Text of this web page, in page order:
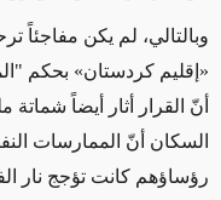
وبالتالي، لم يكن مفاجئاً
«إقليم كردستان» بحكم
أنّ القرار أثار أيضاً
السكان أنّ الممارسات
رؤساؤهم كانت تؤجج نار